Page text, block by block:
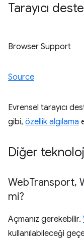
Tarayıcı
Browser Support
Source
Evrensel tarayıcı
gibi, özellik algılama
Diğer
WebTransport,
mi?
Açmanız gerekebilir.
kullanılabileceği